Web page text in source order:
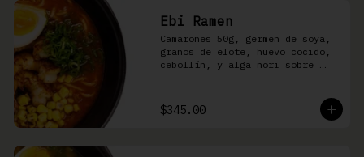
Ebi Ramen
Camarones 50g, germen de soya,
granos de elote, huevo cocido,
cebollín, y alga nori sobre
$345.00